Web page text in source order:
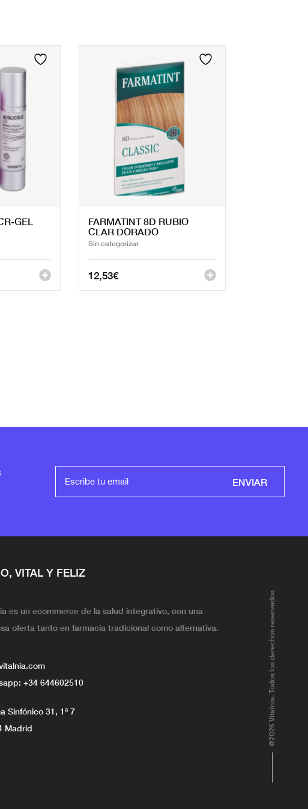
GEL FARMATINT 8D RUBIO
CLAR DORADO
Sin categorizar
12,53€
ENVIAR
VITAL Y FELIZ
es un ecommerce de la salud integrativo, con una
oferta tanto en farmacia tradicional como alternativa.
+34 644602510
Sinfónico 31, 1ª 7
Madrid
@2026 Vitalnia. Todos los derechos reservados